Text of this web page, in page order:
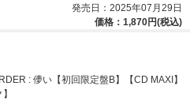
発売日：2025年07月29日
価格：1,870円(税込)
: 儚い【初回限定盤B】【CD MAXI】